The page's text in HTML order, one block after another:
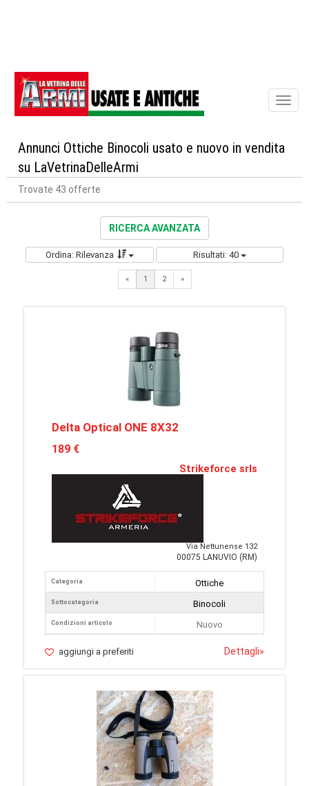
Annunci Ottiche Binocoli usato e nuovo in vendita
su LaVetrinaDelleArmi
Trovate 43 offerte
RICERCA AVANZATA
Ordina: Rilevanza Risultati: 40
« 1 2 »Next
Delta Optical ONE 8X32
189 €
Strikeforce srls
Via Nettunense 132
00075 LANUVIO (RM)
Categoria
Sottocategoria
Condizioni articolo
Ottiche
Binocoli
Nuovo
aggiungi a preferiti Dettagli»